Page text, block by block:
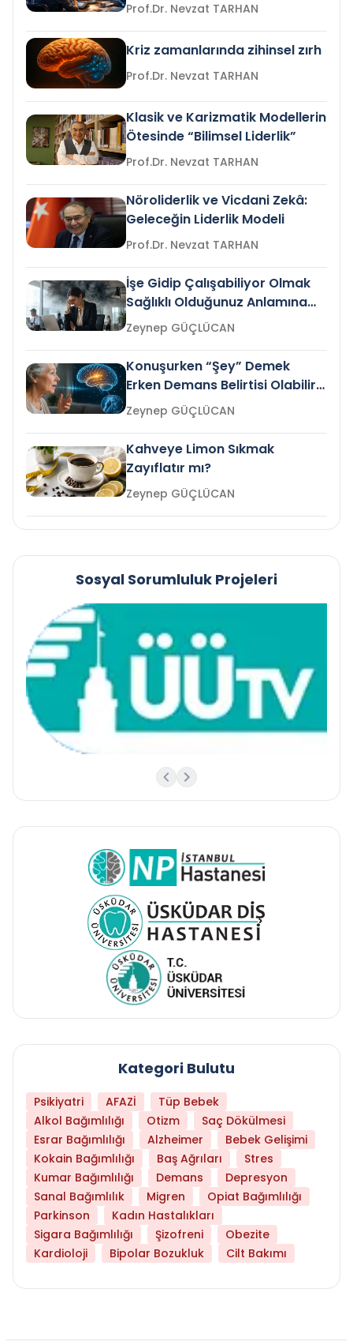
Prof.Dr. Nevzat TARHAN
Kriz zamanlarında zihinsel zırh
Prof.Dr. Nevzat TARHAN
Klasik ve Karizmatik Modellerin
Ötesinde “Bilimsel Liderlik”
Prof.Dr. Nevzat TARHAN
Nöroliderlik ve Vicdani Zekâ:
Geleceğin Liderlik Modeli
Prof.Dr. Nevzat TARHAN
İşe Gidip Çalışabiliyor Olmak
Sağlıklı Olduğunuz Anlamına
Gelir mi?Zeynep GÜÇLÜCAN
Konuşurken “Şey” Demek
Erken Demans Belirtisi Olabilir
mi?
Zeynep GÜÇLÜCAN
Kahveye Limon Sıkmak
Zayıflatır mı?
Zeynep GÜÇLÜCAN
Sosyal Sorumluluk Projeleri
Kategori Bulutu
Psikiyatri AFAZİ
Tüp Bebek
Alkol Bağımlılığı
Otizm
Saç Dökülmesi
Esrar Bağımlılığı
Alzheimer
Bebek Gelişimi
Kokain Bağımlılığı
Baş Ağrıları
Stres
Kumar Bağımlılığı
Demans
Depresyon
Sanal Bağımlılık
Migren
Opiat Bağımlılığı
Parkinson
Kadın Hastalıkları
Sigara Bağımlılığı
Şizofreni
Obezite
Kardioloji
Bipolar Bozukluk Cilt Bakımı